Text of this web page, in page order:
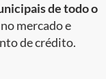
de todo o
mercado e
de crédito.